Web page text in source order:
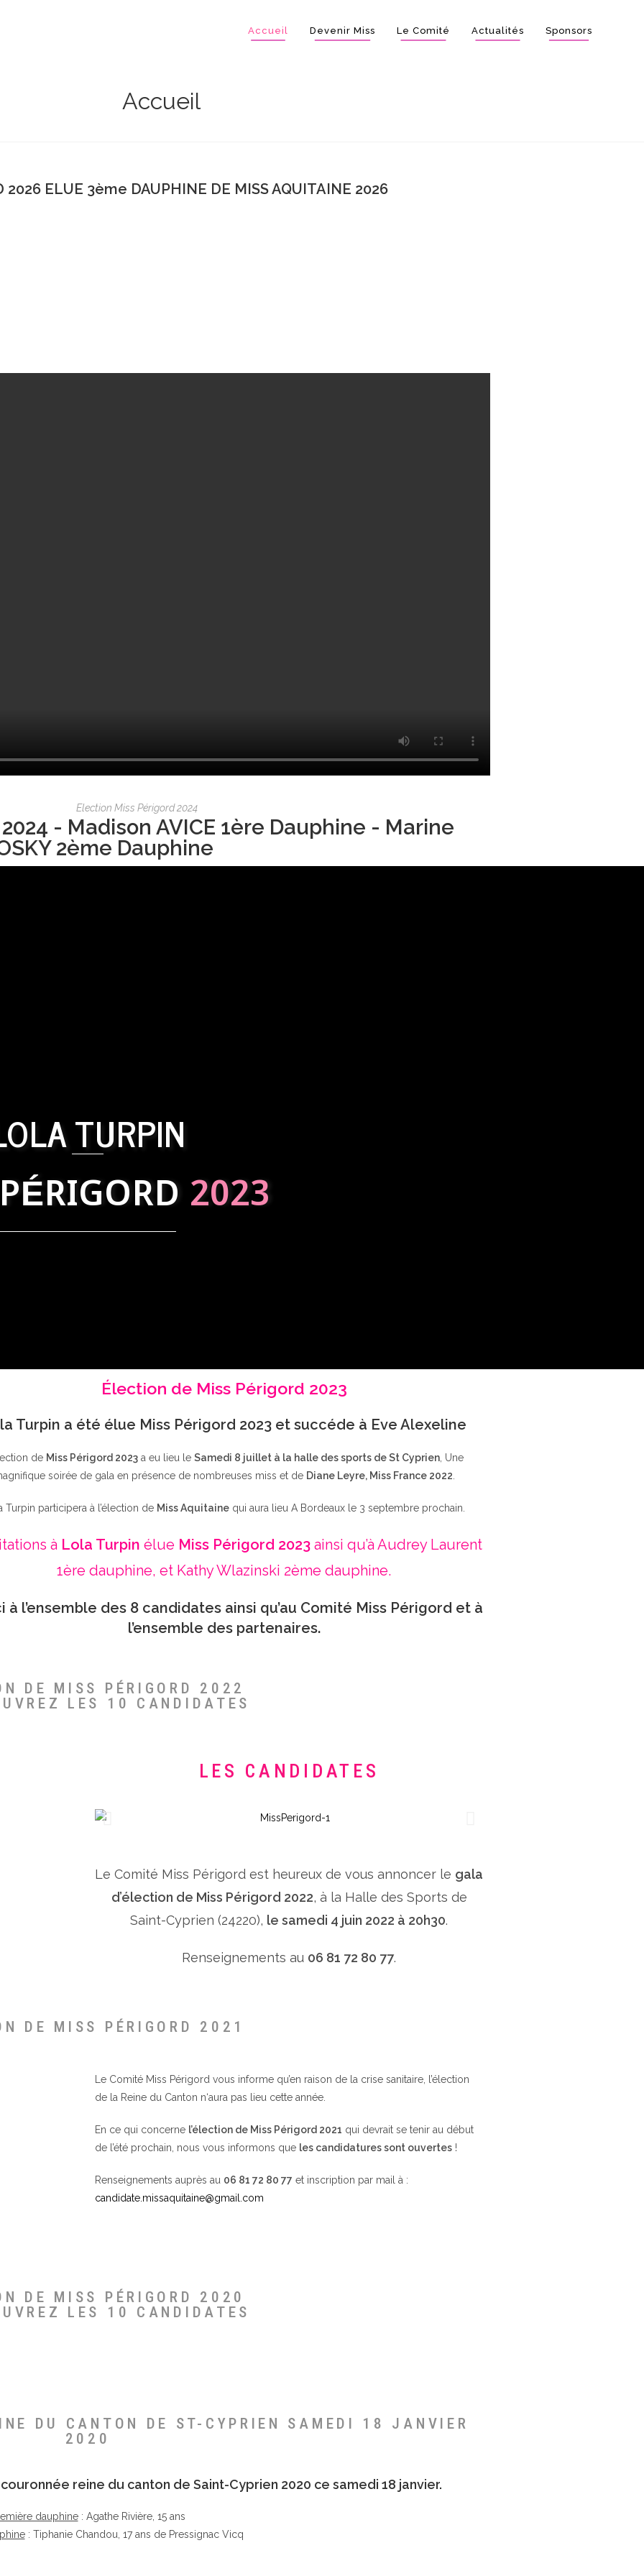
Accueil Devenir Miss Le Comité Actualités Sponsors
Accueil
2026 ELUE 3ème DAUPHINE DE MISS AQUITAINE 2026
Election Miss Périgord 2024
- Madison AVICE 1ère Dauphine - Marine
2ème Dauphine
TURPIN
2023
Élection de Miss Périgord 2023
Turpin a été élue Miss Périgord 2023 et succéde à Eve Alexeline
de Miss Périgord 2023a eu lieu le Samedi 8 juillet à la halle des sports de St Cyprien, Une
soirée de gala en présence de nombreuses miss et de Diane Leyre, Miss France 2022
Turpin participera à l’élection de Miss Aquitaine qui aura lieu A Bordeaux le 3 septembre prochain.
à Lola Turpin élue Miss Périgord 2023ainsi qu’à Audrey Laurent
1ère dauphine, et Kathy Wlazinski 2ème dauphine.
à l’ensemble des 8 candidates ainsi qu’au Comité Miss Périgord et à
l’ensemble des partenaires.
DE MISS PÉRIGORD 2022
LES 10 CANDIDATES
LES CANDIDATES
Le Comité Miss Périgord est heureux de vous annoncer le gala
d’élection de Miss Périgord 2022, à la Halle des Sports de
Saint-Cyprien (24220), le samedi 4 juin 2022 à 20h30.
Renseignements au 06 81 72 80 77.
DE MISS PÉRIGORD 2021
Le Comité Miss Périgord vous informe qu’en raison de la crise sanitaire, l’élection
de la Reine du Canton n‘aura pas lieu cette année.
En ce qui concerne l’élection de Miss Périgord 2021 qui devrait se tenir au début
de l’été prochain, nous vous informons que les candidatures sont ouvertes !
Renseignements auprès au 06 81 72 80 77 et inscription par mail à :
candidate.missaquitaine@gmail.com
DE MISS PÉRIGORD 2020
LES 10 CANDIDATES
DU CANTON DE ST-CYPRIEN SAMEDI 18 JANVIER
2020
couronnée reine du canton de Saint-Cyprien 2020 ce samedi 18 janvier.
dauphine: Agathe Rivière, 15 ans
: Tiphanie Chandou, 17 ans de Pressignac Vicq